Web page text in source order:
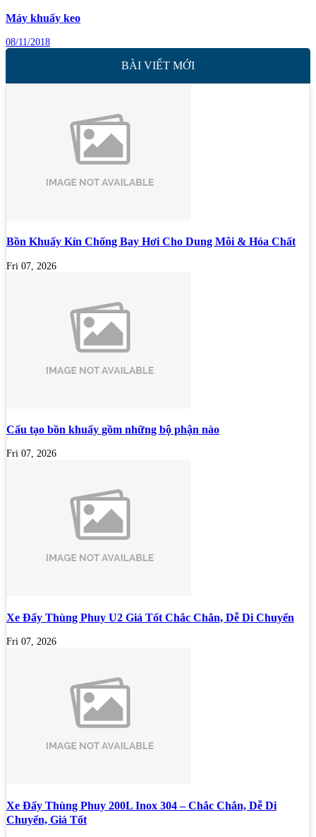
Máy khuấy keo
08/11/2018
BÀI VIẾT MỚI
Bồn Khuấy Kín Chống Bay Hơi Cho Dung Môi & Hóa Chất
Fri 07, 2026
Cấu tạo bồn khuấy gồm những bộ phận nào
Fri 07, 2026
Xe Đẩy Thùng Phuy U2 Giá Tốt Chắc Chắn, Dễ Di Chuyển
Fri 07, 2026
Xe Đẩy Thùng Phuy 200L Inox 304 – Chắc Chắn, Dễ Di
Chuyển, Giá Tốt